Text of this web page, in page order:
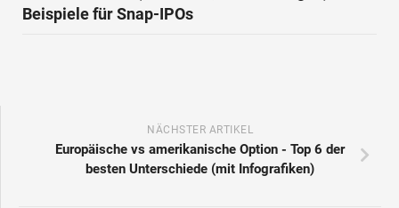
Beispiele für Snap-IPOs
NÄCHSTER ARTIKEL
Europäische vs amerikanische Option - Top 6 der
besten Unterschiede (mit Infografiken)